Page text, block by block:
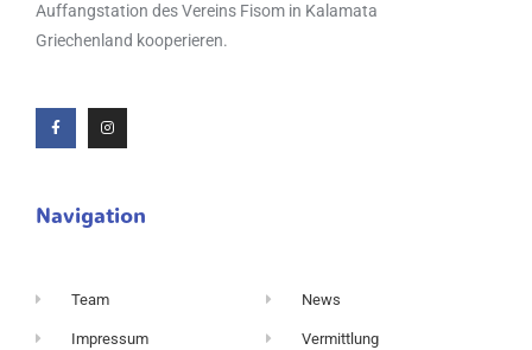
Auffangstation des Vereins Fisom in Kalamata
Griechenland kooperieren.
Navigation
Team
Impressum
News
Vermittlung